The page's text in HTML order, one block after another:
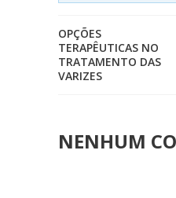
OPÇÕES
TERAPÊUTICAS NO
TRATAMENTO DAS
VARIZES
NENHUM